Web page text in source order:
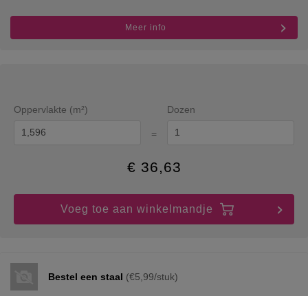
Meer info
Oppervlakte (m²)
=
Dozen
€ 36,63
Voeg toe aan winkelmandje
Bestel een staal (€5,99/stuk)